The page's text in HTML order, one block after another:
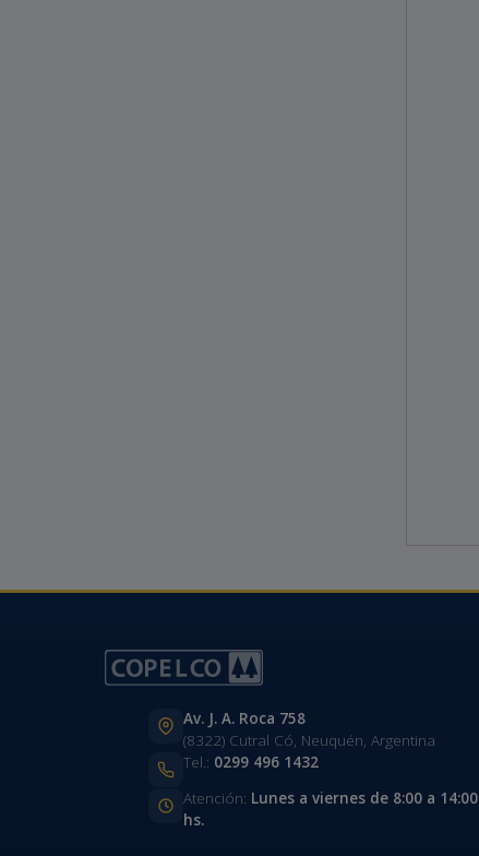
Av. J. A. Roca 758
(8322) Cutral Có, Neuquén, Argentina
Tel.: 0299 496 1432
Atención: Lunes a viernes de 8:00 a 14:00
hs.